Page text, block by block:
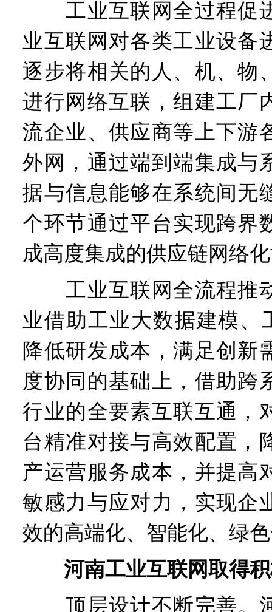
工业互联网全过程促
业互联网对各类工业设备
逐步将相关的人、机、物
进行网络互联，组建工厂
流企业、供应商等上下游
外网，通过端到端集成与
据与信息能够在系统间无
个环节通过平台实现跨界
成高度集成的供应链网络
工业互联网全流程推
业借助工业大数据建模、
降低研发成本，满足创新
度协同的基础上，借助跨
行业的全要素互联互通，
台精准对接与高效配置，
产运营服务成本，并提高
敏感力与应对力，实现企
效的高端化、智能化、绿
河南工业互联网取得
顶层设计不断完善。